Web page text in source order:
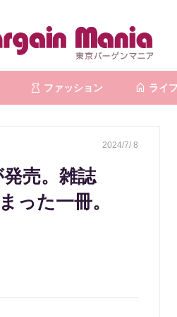
ファッション ライフ
2024/7/ 8
売。雑誌
った一冊。